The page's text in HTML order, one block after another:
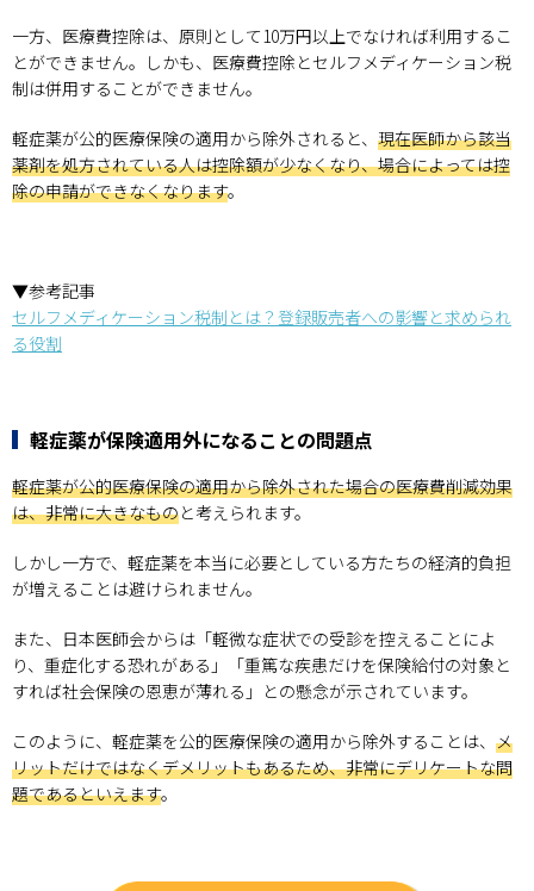
一方、医療費控除は、原則として10万円以上でなければ利用するこ
とができません。しかも、医療費控除とセルフメディケーション税
制は併用することができません。
軽症薬が公的医療保険の適用から除外されると、 現在医師から該当
薬剤を処方されている人は控除額が少なくなり、場合によっては控
除の申請ができなくなります。
▼参考記事
セルフメディケーション税制とは？登録販売者への影響と求められ
る役割
軽症薬が保険適用外になることの問題点
軽症薬が公的医療保険の適用から除外された場合の医療費削減効果
は、非常に大きなものと考えられます。
しかし一方で、軽症薬を本当に必要としている方たちの経済的負担
が増えることは避けられません。
また、日本医師会からは「軽微な症状での受診を控えることによ
り、重症化する恐れがある」「重篤な疾患だけを保険給付の対象と
すれば社会保険の恩恵が薄れる」との懸念が示されています。
このように、軽症薬を公的医療保険の適用から除外することは、 メ
リットだけではなくデメリットもあるため、非常にデリケートな問
題であるといえます。